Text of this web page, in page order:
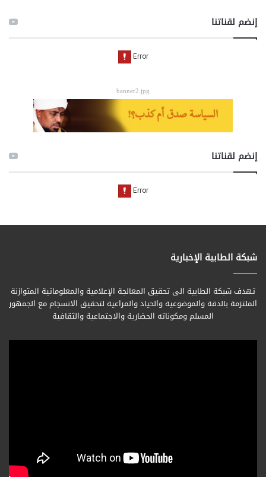
إنضم لقناتنا
banner2.jpg
إنضم لقناتنا
شبكة الطابية الإخبارية
تهدف شبكة الطابية الى تحقيق المعالجة الإعلامية والمعلوماتية المتوازنة
الملتزمة بالدقة والموضوعية والحياد والمراعية لتحقيق الانسجام مع الجمهور
المسلم ومكوناته الحضارية والاجتماعية والثقافية